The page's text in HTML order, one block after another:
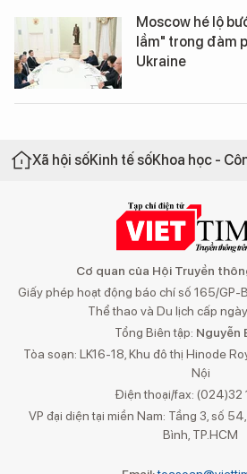
Moscow hé lộ
lầm" trong đàm
Ukraine
Xã hội sốKinh tế sốKhoa học -
Cơ quan của Hội Truyền
Giấy phép hoạt động báo chí số 165/GP-
Thể thao và Du lịch cấp
Tổng Biên tập: Nguyễn
Tòa soạn: LK16-18, Khu đô thị Hinode
Nội
Điện thoại/fax: (024)32
VP đại diện tại miền Nam: Tầng 3, số
Bình, TP.HCM